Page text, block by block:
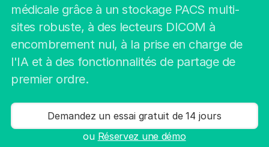
médicale grâce à un stockage PACS multi-
sites robuste, à des lecteurs DICOM à
encombrement nul, à la prise en charge de
l'IA et à des fonctionnalités de partage de
premier ordre.
Demandez un essai gratuit de 14 jours
ou Réservez une démo